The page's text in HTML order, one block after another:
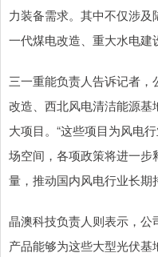
力装备需求。其中不仅涉
一代煤电改造、重大水电建
三一重能负责人告诉记者
改造、西北风电清洁能源
大项目。“这些项目为风电
场空间，各项政策将进一
量，推动国内风电行业长期
晶澳科技负责人则表示，公
产品能够为这些大型光伏基